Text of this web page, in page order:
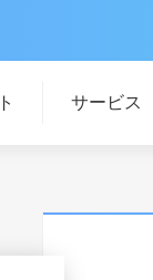
サービス